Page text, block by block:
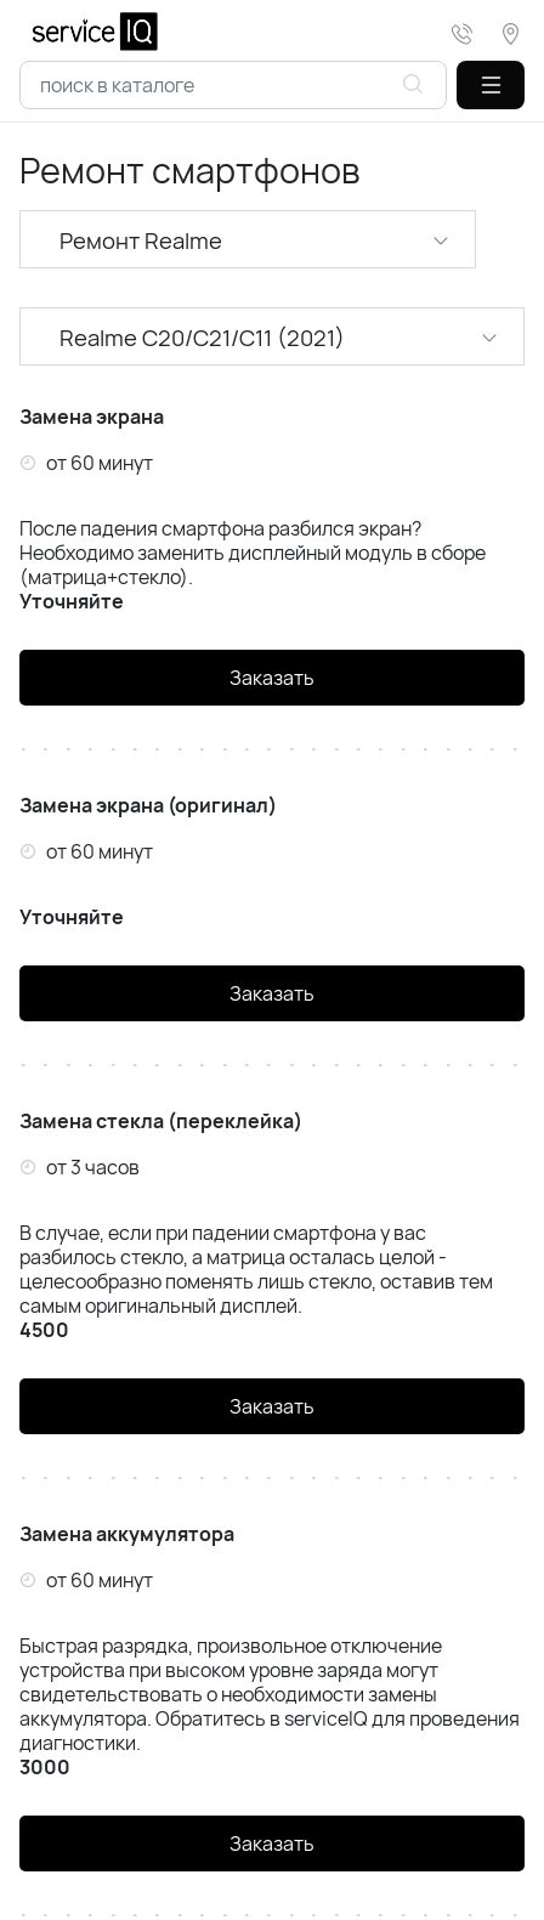
Ремонт смартфонов
Ремонт Realme
Ремонт Samsung
Ремонт Huawei
Ремонт Honor
Ремонт Infinix
Realme C20/C21/C11 (2021)
Realme C25
Realme 7 Pro
Замена экрана
от 60 минут
После падения смартфона разбился экран?
Необходимо заменить дисплейный модуль в сборе
(матрица+стекло).
Уточняйте
Заказать
Замена экрана (оригинал)
от 60 минут
Уточняйте
Заказать
Замена стекла (переклейка)
от 3 часов
В случае, если при падении смартфона у вас
разбилось стекло, а матрица осталась целой -
целесообразно поменять лишь стекло, оставив тем
самым оригинальный дисплей.
4500
Заказать
Замена аккумулятора
от 60 минут
Быстрая разрядка, произвольное отключение
устройства при высоком уровне заряда могут
свидетельствовать о необходимости замены
аккумулятора. Обратитесь в serviceIQ для проведения
диагностики.
3000
Заказать